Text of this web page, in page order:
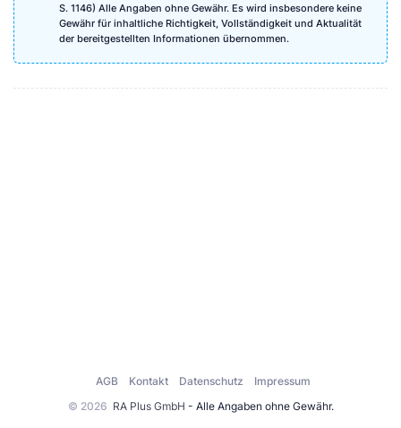
S. 1146) Alle Angaben ohne Gewähr. Es wird insbesondere keine
Gewähr für inhaltliche Richtigkeit, Vollständigkeit und Aktualität
der bereitgestellten Informationen übernommen.
© 2026 RA Plus GmbH - Alle Angaben ohne Gewähr.
AGB Kontakt Datenschutz Impressum